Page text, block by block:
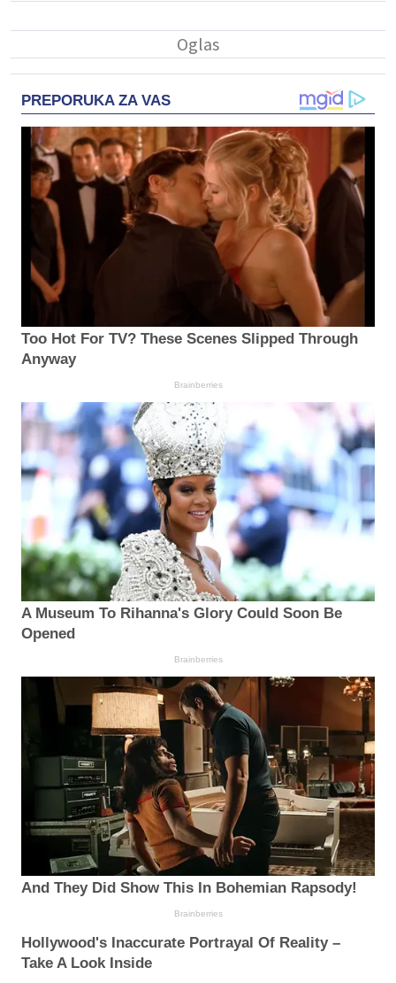
PREPORUKA ZA VAS
Too Hot For TV? These Scenes Slipped Through
Anyway
Brainberries
A Museum To Rihanna's Glory Could Soon Be
Opened
Brainberries
And They Did Show This In Bohemian Rapsody!
Brainberries
Hollywood's Inaccurate Portrayal Of Reality –
Take A Look Inside